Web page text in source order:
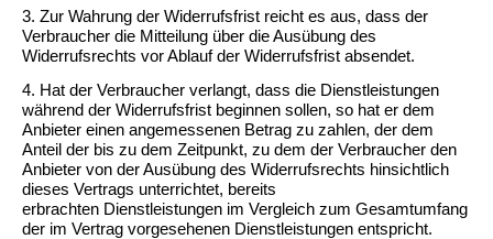
3. Zur Wahrung der Widerrufsfrist reicht es aus, dass der
Verbraucher die Mitteilung über die Ausübung des
Widerrufsrechts vor Ablauf der Widerrufsfrist absendet.
4. Hat der Verbraucher verlangt, dass die Dienstleistungen
während der Widerrufsfrist beginnen sollen, so hat er dem
Anbieter einen angemessenen Betrag zu zahlen, der dem
Anteil der bis zu dem Zeitpunkt, zu dem der Verbraucher den
Anbieter von der Ausübung des Widerrufsrechts hinsichtlich
dieses Vertrags unterrichtet, bereits
erbrachten Dienstleistungen im Vergleich zum Gesamtumfang
der im Vertrag vorgesehenen Dienstleistungen entspricht.